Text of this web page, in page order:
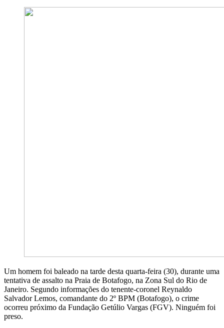
Um homem foi baleado na tarde desta quarta-feira (30), durante uma
tentativa de assalto na Praia de Botafogo, na Zona Sul do Rio de
Janeiro. Segundo informações do tenente-coronel Reynaldo
Salvador Lemos, comandante do 2º BPM (Botafogo), o crime
ocorreu próximo da Fundação Getúlio Vargas (FGV). Ninguém foi
preso.